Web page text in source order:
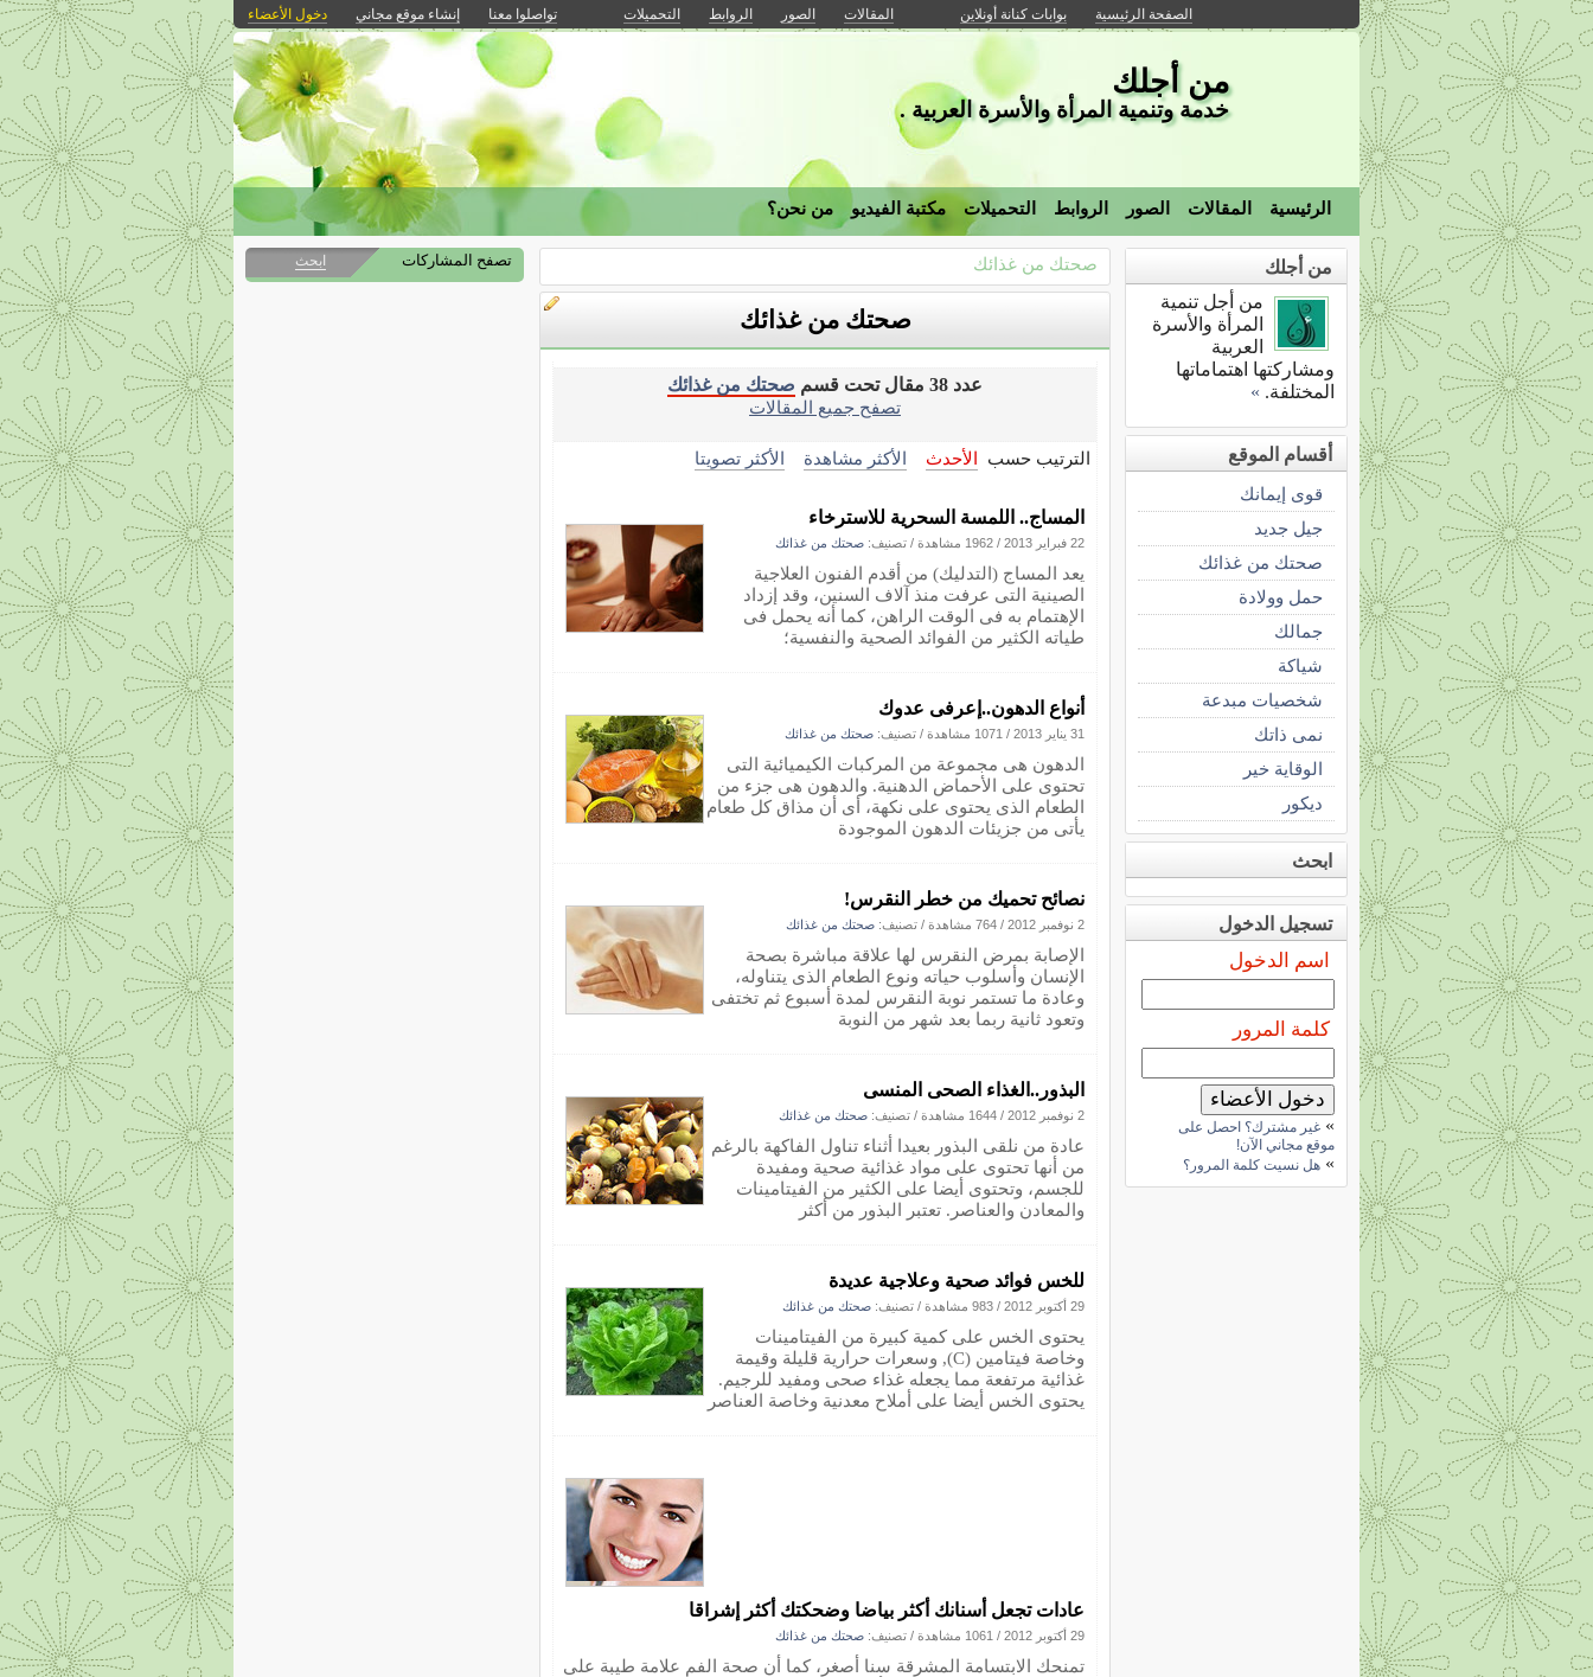
الصفحة الرئيسية بوابات كنانة أونلاين المقالات الصور الروابط التحميلات تواصلوا معنا إنشاء موقع مجاني دخول الأعضاء
من أجلك
خدمة وتنمية المرأة والأسرة العربية .
الرئيسية المقالات الصور الروابط التحميلات مكتبة الفيديو من نحن؟
صحتك من غذائك
صحتك من غذائك
عدد 38 مقال تحت قسم
صحتك من غذائك
تصفح جميع المقالات
الترتيب حسب الأحدث الأكثر مشاهدة الأكثر تصويتا
المساج.. اللمسة السحرية للاسترخاء
22 فبراير 2013 / 1962 مشاهدة / تصنيف: صحتك من غذائك
يعد المساج (التدليك) من أقدم الفنون العلاجية
الصينية التى عرفت منذ آلاف السنين، وقد إزداد
الإهتمام به فى الوقت الراهن، كما أنه يحمل فى
طياته الكثير من الفوائد الصحية والنفسية؛
أنواع الدهون..إعرفى عدوك
31 يناير 2013 / 1071 مشاهدة / تصنيف: صحتك من غذائك
الدهون هى مجموعة من المركبات الكيميائية التى
تحتوى على الأحماض الدهنية. والدهون هى جزء من
الطعام الذى يحتوى على نكهة، أى أن مذاق كل طعام
يأتى من جزيئات الدهون الموجودة
نصائح تحميك من خطر النقرس!
2 نوفمبر 2012 / 764 مشاهدة / تصنيف: صحتك من غذائك
الإصابة بمرض النقرس لها علاقة مباشرة بصحة
الإنسان وأسلوب حياته ونوع الطعام الذى يتناوله،
وعادة ما تستمر نوبة النقرس لمدة أسبوع ثم تختفى
وتعود ثانية ربما بعد شهر من النوبة
البذور..الغذاء الصحى المنسى
2 نوفمبر 2012 / 1644 مشاهدة / تصنيف: صحتك من غذائك
عادة من نلقى البذور بعيدا أثناء تناول الفاكهة بالرغم
من أنها تحتوى على مواد غذائية صحية ومفيدة
للجسم، وتحتوى أيضا على الكثير من الفيتامينات
والمعادن والعناصر. تعتبر البذور من أكثر
للخس فوائد صحية وعلاجية عديدة
29 أكتوبر 2012 / 983 مشاهدة / تصنيف: صحتك من غذائك
يحتوى الخس على كمية كبيرة من الفيتامينات
وخاصة فيتامين (C), وسعرات حرارية قليلة وقيمة
غذائية مرتفعة مما يجعله غذاء صحى ومفيد للرجيم.
يحتوى الخس أيضا على أملاح معدنية وخاصة العناصر
عادات تجعل أسنانك أكثر بياضا وضحكتك أكثر إشراقا
29 أكتوبر 2012 / 1061 مشاهدة / تصنيف: صحتك من غذائك
تمنحك الابتسامة المشرقة سنا أصغر، كما أن صحة الفم علامة طيبة على
من أجلك
من أجل تنمية
المرأة والأسرة
العربية
ومشاركتها اهتماماتها
المختلفة. »
أقسام الموقع
قوى إيمانك
جيل جديد
صحتك من غذائك
حمل وولادة
جمالك
شياكة
شخصيات مبدعة
نمى ذاتك
الوقاية خير
ديكور
ابحث
تسجيل الدخول
اسم الدخول
كلمة المرور
» غير مشترك؟ احصل على
موقع مجاني الآن!
» هل نسيت كلمة المرور؟
تصفح المشاركات ابحث